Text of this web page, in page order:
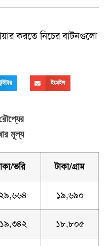
করতে নিচের বাটনগুলো
টুইটার ইমেইল
মূল্য
ভরি টাকা/গ্রাম
১৯,৬৯০
১৮,৮০৫